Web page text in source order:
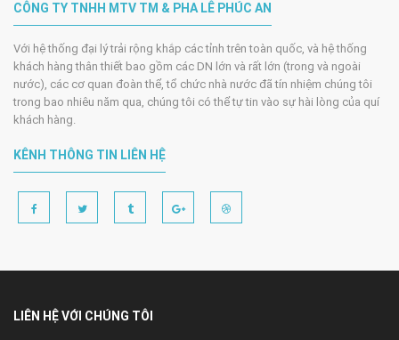
CÔNG TY TNHH MTV TM & PHA LÊ PHÚC AN
Với hệ thống đại lý trải rộng khắp các tỉnh trên toàn quốc, và hệ thống
khách hàng thân thiết bao gồm các DN lớn và rất lớn (trong và ngoài
nước), các cơ quan đoàn thể, tổ chức nhà nước đã tín nhiệm chúng tôi
trong bao nhiêu năm qua, chúng tôi có thể tự tin vào sự hài lòng của quí
khách hàng.
KÊNH THÔNG TIN LIÊN HỆ
LIÊN HỆ VỚI CHÚNG TÔI